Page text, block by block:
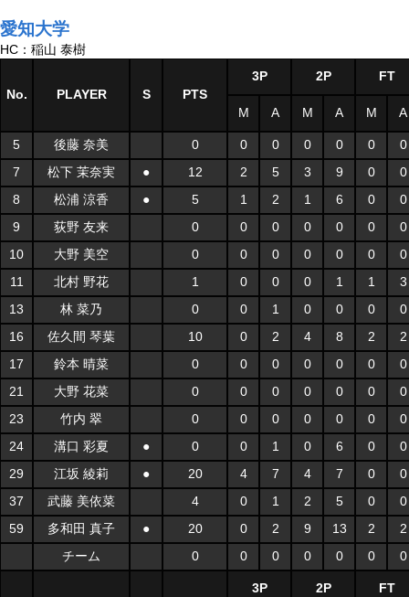
愛知大学
HC：稲山 泰樹
No. PLAYER S PTS
3P 2P FT
M A M A M A
5 後藤 奈美 0 0 0 0 0 0
0
7
松下 茉奈実 ● 12 2 5 3 9 0
0
8
松浦 涼香 ● 5 1 2 1 6 0
0
9
荻野 友来 0 0 0 0 0 0
0
10
大野 美空 0 0 0 0 0 0
0
11
北村 野花 1 0 0 0 1 1
3
13
林 菜乃 0 0 1 0 0 0
0
16
佐久間 琴葉 10 0 2 4 8 2
2
17
鈴本 晴菜 0 0 0 0 0 0
0
21
大野 花菜 0 0 0 0 0 0
0
23
竹内 翠 0 0 0 0 0 0
0
24
溝口 彩夏 ● 0 0 1 0 6 0
0
29
江坂 綾莉 ● 20 4 7 4 7 0
0
37
武藤 美依菜 4 0 1 2 5 0
0
59
多和田 真子 ● 20 0 2 9 13 2
2
チーム
0 0 0 0 0 0 0
3P 2P FT